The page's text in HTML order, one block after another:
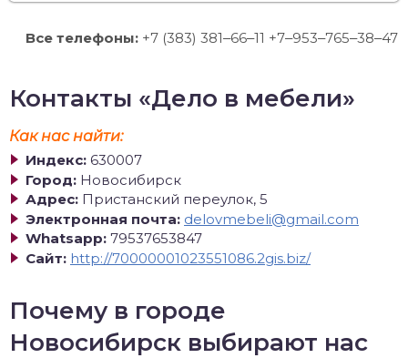
Все телефоны: +7 (383) 381‒66‒11 +7‒953‒765‒38‒47
Контакты «Дело в мебели»
Как нас найти:
Индекс: 630007
Город: Новосибирск
Адрес: Пристанский переулок, 5
Электронная почта: delovmebeli@gmail.com
Whatsapp: 79537653847
Сайт: http://70000001023551086.2gis.biz/
Почему в городе
Новосибирск выбирают нас